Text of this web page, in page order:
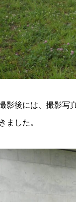
影後には、撮影写
きました。